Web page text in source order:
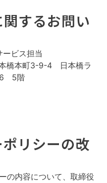
するお問い
ビス担当
橋本町3-9-4 日本橋ラ
6 5階
リシーの改
の内容について、取締役